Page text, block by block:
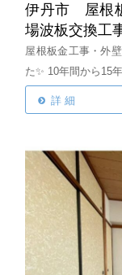
伊丹市 屋根
場波板交換工
屋根板金工事・外
た✨ 10年間から15
詳 細